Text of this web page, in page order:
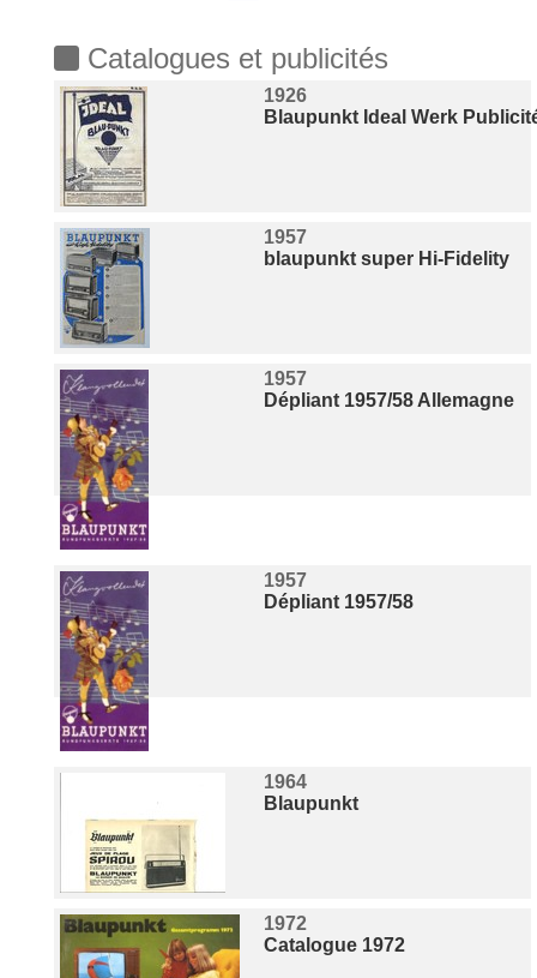
Catalogues et publicités
1926
Blaupunkt Ideal Werk
1957
blaupunkt super Hi-Fidelity
1957
Dépliant 1957/58 Allemagne
1957
Dépliant 1957/58
1964
Blaupunkt
1972
Catalogue 1972